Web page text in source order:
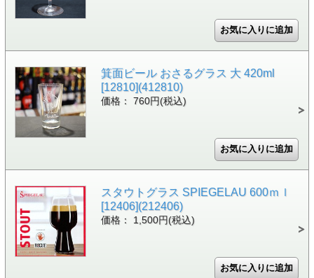
箕面ビール おさるグラス 大 420ml
[12810](412810)
価格： 760円(税込)
スタウトグラス SPIEGELAU 600ｍｌ
[12406](212406)
価格： 1,500円(税込)